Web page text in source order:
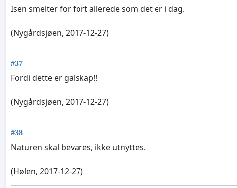
Isen smelter for fort allerede som det er i dag.
(Nygårdsjøen, 2017-12-27)
#37
Fordi dette er galskap!!
(Nygårdsjøen, 2017-12-27)
#38
Naturen skal bevares, ikke utnyttes.
(Hølen, 2017-12-27)